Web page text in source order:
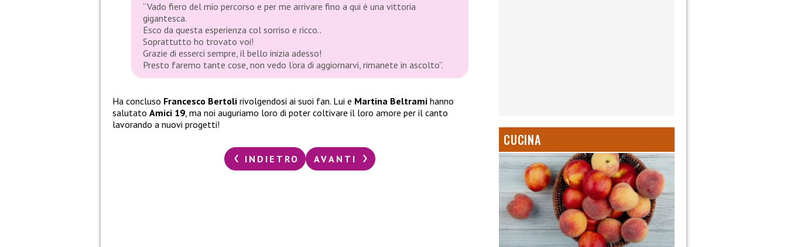
“Vado fiero del mio percorso e per me arrivare fino a qui è una vittoria
gigantesca.
Esco da questa esperienza col sorriso e ricco..
Soprattutto ho trovato voi!
Grazie di esserci sempre, il bello inizia adesso!
Presto faremo tante cose, non vedo l’ora di aggiornarvi, rimanete in ascolto”.
Ha concluso Francesco Bertoli rivolgendosi ai suoi fan. Lui e Martina Beltrami hanno
salutato Amici 19, ma noi auguriamo loro di poter coltivare il loro amore per il canto
lavorando a nuovi progetti!
INDIETRO AVANTI
CUCINA